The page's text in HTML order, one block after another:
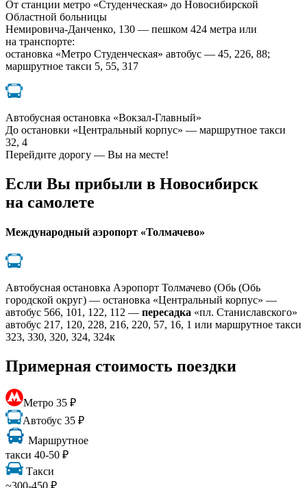
От станции метро «Студенческая» до Новосибирской
Областной больницы
Немировича-Данченко, 130 — пешком 424 метра или
на транспорте:
остановка «Метро Студенческая» автобус — 45, 226, 88;
маршрутное такси 5, 55, 317
Автобусная остановка «Вокзал-Главный»
До остановки «Центральный корпус» — маршрутное такси
32, 4
Перейдите дорогу — Вы на месте!
Если Вы прибыли в Новосибирск
на самолете
Международный аэропорт «Толмачево»
Автобусная остановка Аэропорт Толмачево (Обь (Обь
городской округ) — остановка «Центральный корпус» —
автобус 566, 101, 122, 112 — пересадка «пл. Станиславского»
автобус 217, 120, 228, 216, 220, 57, 16, 1 или маршрутное такси
323, 330, 320, 324, 324к
Примерная стоимость поездки
Метро 35 ₽
Автобус 35 ₽
Маршрутное
такси 40-50 ₽
Такси